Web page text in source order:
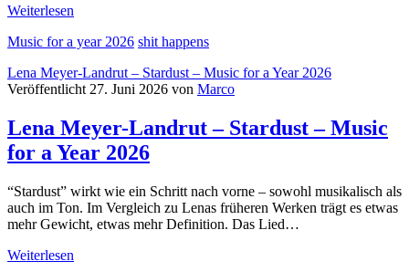
Weiterlesen
World
Hear
You
–
Music
for
Year
2026
Music for a year 2026 shit happens
Lena Meyer-Landrut – Stardust – Music for a Year 2026
Veröffentlicht 27. Juni 2026 von Marco
Lena Meyer-Landrut – Stardust – Music
for a Year 2026
“Stardust” wirkt wie ein Schritt nach vorne – sowohl musikalisch als
auch im Ton. Im Vergleich zu Lenas früheren Werken trägt es etwas
mehr Gewicht, etwas mehr Definition. Das Lied…
Weiterlesen